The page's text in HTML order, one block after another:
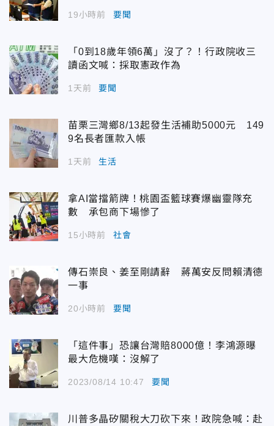
19小時前 要聞
「0到18歲年領6萬」沒了？！行政院收三
讀函文喊：採取憲政作為
1天前 要聞
苗栗三灣鄉8/13起發生活補助5000元 149
9名長者匯款入帳
1天前 生活
拿AI當擋箭牌！桃園盃籃球賽爆幽靈隊充
數 承包商下場慘了
15小時前 社會
傳石崇良、姜至剛請辭 蔣萬安反問賴清德
一事
20小時前 要聞
「這件事」恐讓台灣賠8000億！李鴻源曝
最大危機嘆：沒解了
2023/08/14 10:47 要聞
川普多晶矽關稅大刀砍下來！政院急喊：赴